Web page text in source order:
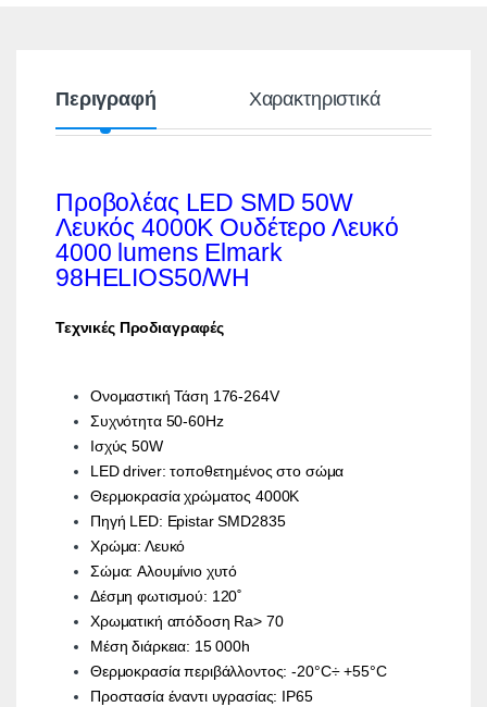
Περιγραφή Χαρακτηριστικά
Προβολέας LED SMD 50W
Λευκός 4000K Ουδέτερο Λευκό
4000 lumens Elmark
98HELIOS50/WH
Τεχνικές Προδιαγραφές
Ονομαστική Τάση 176-264V
Συχνότητα 50-60Hz
Ισχύς 50W
LED driver: τοποθετημένος στο σώμα
Θερμοκρασία χρώματος 4000K
Πηγή LED: Epistar SMD2835
Χρώμα: Λευκό
Σώμα: Αλουμίνιο χυτό
Δέσμη φωτισμού: 120˚
Χρωματική απόδοση Ra> 70
Μέση διάρκεια: 15 000h
Θερμοκρασία περιβάλλοντος: -20°C÷ +55°C
Προστασία έναντι υγρασίας: IP65